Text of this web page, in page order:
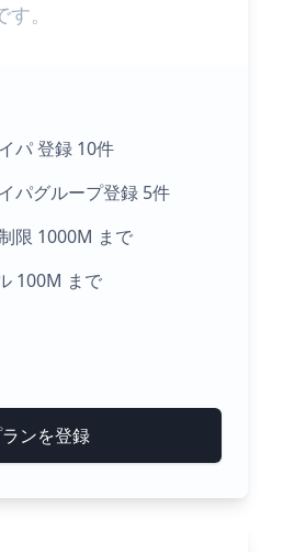
。
パ 登録 10件
パグループ登録 5件
限 1000M まで
100M まで
ンを登録